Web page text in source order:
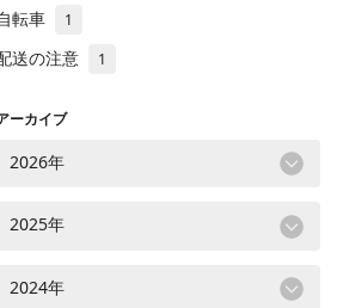
転車 1
送の注意 1
ーカイブ
2026年
2025年
2024年